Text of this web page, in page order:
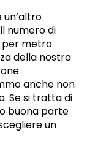
un’altro
numero di
per metro
della nostra
anche non
Se si tratta di
buona parte
un